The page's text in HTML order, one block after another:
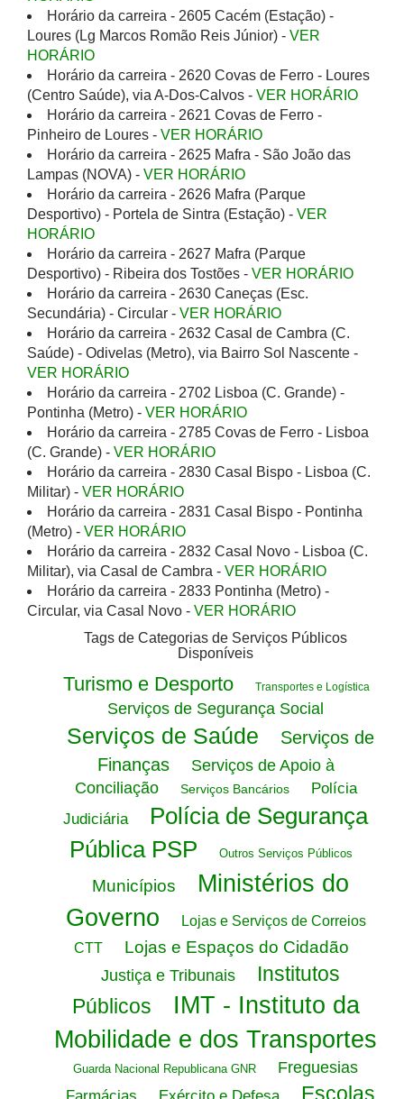
Horário da carreira - 2605 Cacém (Estação) -
Loures (Lg Marcos Romão Reis Júnior) - VER
HORÁRIO
Horário da carreira - 2620 Covas de Ferro - Loures
(Centro Saúde), via A-Dos-Calvos - VER HORÁRIO
Horário da carreira - 2621 Covas de Ferro -
Pinheiro de Loures - VER HORÁRIO
Horário da carreira - 2625 Mafra - São João das
Lampas (NOVA) - VER HORÁRIO
Horário da carreira - 2626 Mafra (Parque
Desportivo) - Portela de Sintra (Estação) - VER
HORÁRIO
Horário da carreira - 2627 Mafra (Parque
Desportivo) - Ribeira dos Tostões - VER HORÁRIO
Horário da carreira - 2630 Caneças (Esc.
Secundária) - Circular - VER HORÁRIO
Horário da carreira - 2632 Casal de Cambra (C.
Saúde) - Odivelas (Metro), via Bairro Sol Nascente -
VER HORÁRIO
Horário da carreira - 2702 Lisboa (C. Grande) -
Pontinha (Metro) - VER HORÁRIO
Horário da carreira - 2785 Covas de Ferro - Lisboa
(C. Grande) - VER HORÁRIO
Horário da carreira - 2830 Casal Bispo - Lisboa (C.
Militar) - VER HORÁRIO
Horário da carreira - 2831 Casal Bispo - Pontinha
(Metro) - VER HORÁRIO
Horário da carreira - 2832 Casal Novo - Lisboa (C.
Militar), via Casal de Cambra - VER HORÁRIO
Horário da carreira - 2833 Pontinha (Metro) -
Circular, via Casal Novo - VER HORÁRIO
Tags de Categorias de Serviços Públicos
Disponíveis
Turismo e Desporto Transportes e Logística
Serviços de Segurança Social
Serviços de Saúde
Serviços de
Finanças
Serviços de Apoio à
Conciliação
Serviços Bancários
Polícia
Judiciária
Polícia de Segurança
Pública PSP
Outros Serviços Públicos
Municípios
Ministérios do
Governo
Lojas e Serviços de Correios
CTT
Lojas e Espaços do Cidadão
Justiça e Tribunais
Institutos
Públicos
IMT - Instituto da
Mobilidade e dos Transportes
Guarda Nacional Republicana GNR Freguesias
Escolas